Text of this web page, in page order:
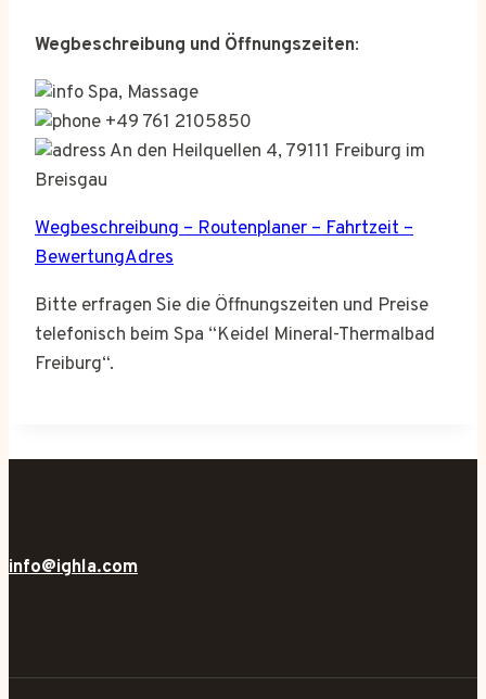
Wegbeschreibung und Öffnungszeiten:
Spa, Massage
+49 761 2105850
An den Heilquellen 4, 79111 Freiburg im
Breisgau
Wegbeschreibung – Routenplaner – Fahrtzeit –
BewertungAdres
Bitte erfragen Sie die Öffnungszeiten und Preise
telefonisch beim Spa “Keidel Mineral-Thermalbad
Freiburg“.
info@ighla.com